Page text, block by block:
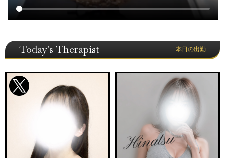
Today's Therapist 本日の出勤